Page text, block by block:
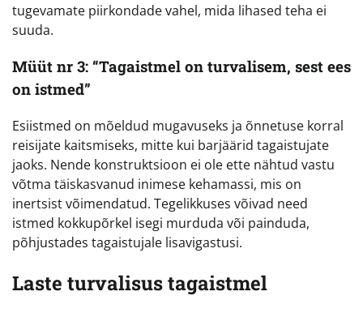
tugevamate piirkondade vahel, mida lihased teha ei
suuda.
Müüt nr 3: “Tagaistmel on turvalisem, sest ees
on istmed”
Esiistmed on mõeldud mugavuseks ja õnnetuse korral
reisijate kaitsmiseks, mitte kui barjäärid tagaistujate
jaoks. Nende konstruktsioon ei ole ette nähtud vastu
võtma täiskasvanud inimese kehamassi, mis on
inertsist võimendatud. Tegelikkuses võivad need
istmed kokkupõrkel isegi murduda või painduda,
põhjustades tagaistujale lisavigastusi.
Laste turvalisus tagaistmel